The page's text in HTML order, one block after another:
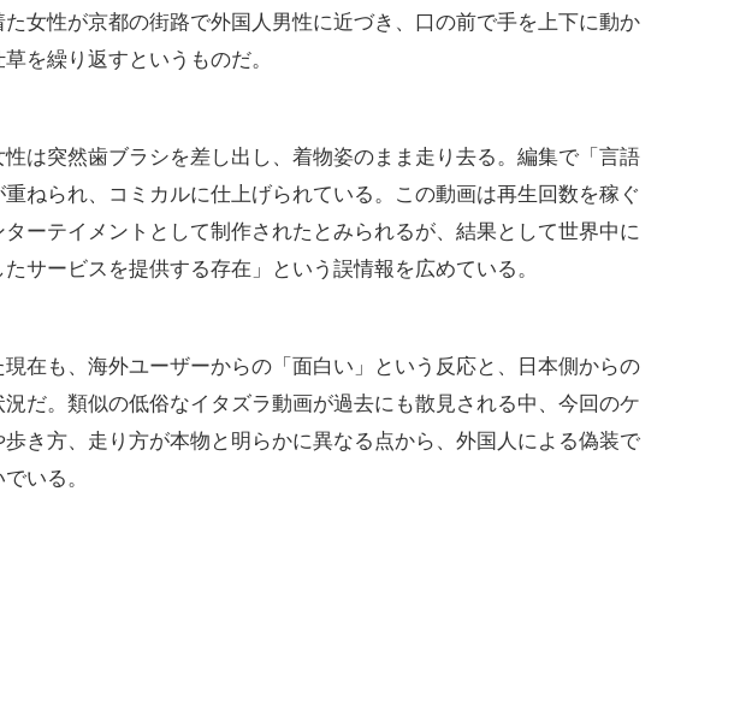
女性が京都の街路で外国人男性に近づき、口の前で手を上下に動か
を繰り返すというものだ。
は突然歯ブラシを差し出し、着物姿のまま走り去る。編集で「言語
ねられ、コミカルに仕上げられている。この動画は再生回数を稼ぐ
ーテイメントとして制作されたとみられるが、結果として世界中に
たサービスを提供する存在」という誤情報を広めている。
在も、海外ユーザーからの「面白い」という反応と、日本側からの
だ。類似の低俗なイタズラ動画が過去にも散見される中、今回のケ
き方、走り方が本物と明らかに異なる点から、外国人による偽装で
いる。